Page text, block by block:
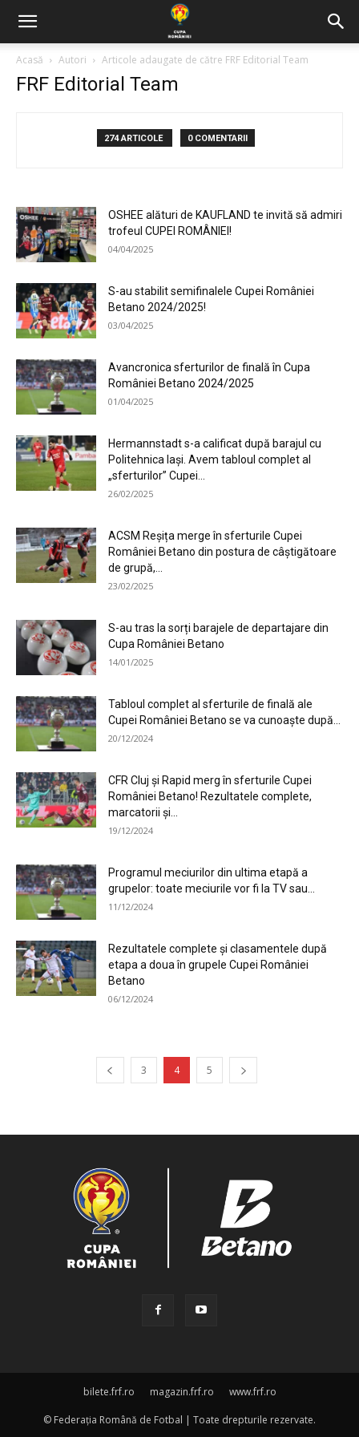
Acasă Autori Articole adaugate de către FRF Editorial Team
FRF Editorial Team
274 ARTICOLE 0 COMENTARII
OSHEE alături de KAUFLAND te invită să admiri
trofeul CUPEI ROMÂNIEI!
04/04/2025
S-au stabilit semifinalele Cupei României
Betano 2024/2025!
03/04/2025
Avancronica sferturilor de finală în Cupa
României Betano 2024/2025
01/04/2025
Hermannstadt s-a calificat după barajul cu
Politehnica Iași. Avem tabloul complet al
„sferturilor” Cupei...
26/02/2025
ACSM Reșița merge în sferturile Cupei
României Betano din postura de câștigătoare
de grupă,...
23/02/2025
S-au tras la sorți barajele de departajare din
Cupa României Betano
14/01/2025
Tabloul complet al sferturile de finală ale
Cupei României Betano se va cunoaște după...
20/12/2024
CFR Cluj și Rapid merg în sferturile Cupei
României Betano! Rezultatele complete,
marcatorii și...
19/12/2024
Programul meciurilor din ultima etapă a
grupelor: toate meciurile vor fi la TV sau...
11/12/2024
Rezultatele complete și clasamentele după
etapa a doua în grupele Cupei României
Betano
06/12/2024
3 4 5
bilete.frf.ro magazin.frf.ro www.frf.ro
© Federația Română de Fotbal | Toate drepturile rezervate.